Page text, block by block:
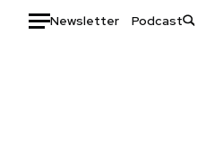
Newsletter Podcast